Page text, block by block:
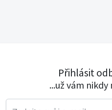
Přihlásit
...už vám